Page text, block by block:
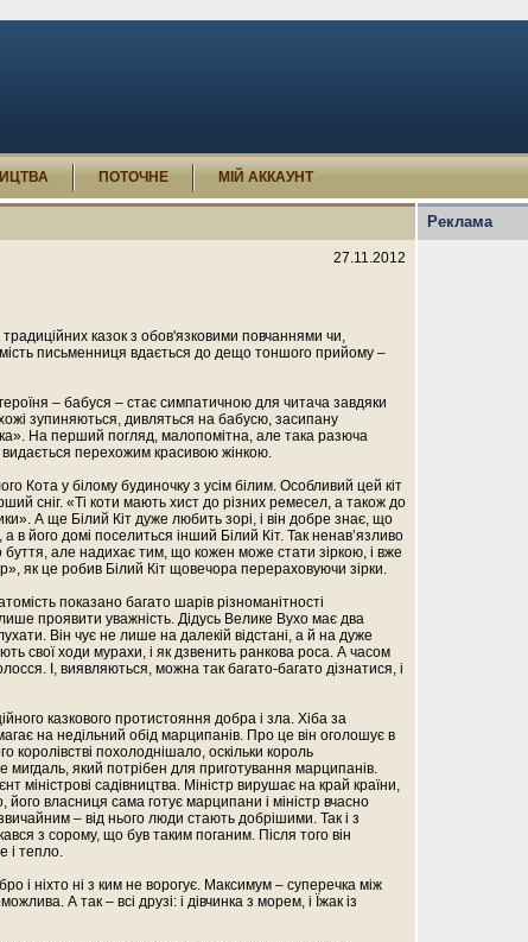
ПОТОЧНЕ МІЙ АККАУНТ
27.11.2012
казок з обов'язковими повчаннями чи,
письменниця вдається до дещо тоншого прийому –
– бабуся – стає симпатичною для читача завдяки
зупиняються, дивляться на бабусю, засипану
На перший погляд, малопомітна, але така разюча
перехожим красивою жінкою.
Кота у білому будиночку з усім білим. Особливий цей кіт
сніг. «Ті коти мають хист до різних ремесел, а також до
А ще Білий Кіт дуже любить зорі, і він добре знає, що
в його домі поселиться інший Білий Кіт. Так ненав’язливо
але надихає тим, що кожен може стати зіркою, і вже
як це робив Білий Кіт щовечора перераховуючи зірки.
показано багато шарів різноманітності
проявити уважність. Дідусь Велике Вухо має два
Він чує не лише на далекій відстані, а й на дуже
свої ходи мурахи, і як дзвенить ранкова роса. А часом
І, виявляються, можна так багато-багато дізнатися, і
казкового протистояння добра і зла. Хіба за
на недільний обід марципанів. Про це він оголошує в
похолоднішало, оскільки король
мигдаль, який потрібен для приготування марципанів.
міністрові садівництва. Міністр вирушає на край країни,
власниця сама готує марципани і міністр вчасно
– від нього люди стають добрішими. Так і з
з сорому, що був таким поганим. Після того він
і тепло.
і ніхто ні з ким не ворогує. Максимум – суперечка між
А так – всі друзі: і дівчинка з морем, і Їжак із
Реклама